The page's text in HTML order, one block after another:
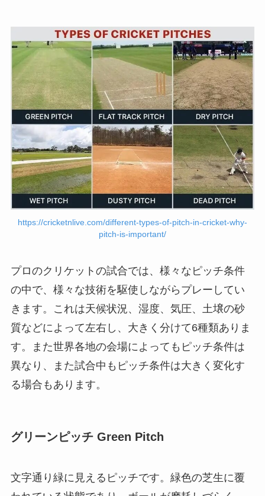
https://cricketnlive.com/different-types-of-pitch-in-cricket-why-
pitch-is-important/
プロのクリケットの試合では、様々なピッチ条件
の中で、様々な技術を駆使しながらプレーしてい
きます。これは天候状況、湿度、気圧、土壌の砂
質などによって左右し、大きく分けて6種類ありま
す。また世界各地の会場によってもピッチ条件は
異なり、また試合中もピッチ条件は大きく変化す
る場合もあります。
グリーンピッチ Green Pitch
文字通り緑に見えるピッチです。緑色の芝生に覆